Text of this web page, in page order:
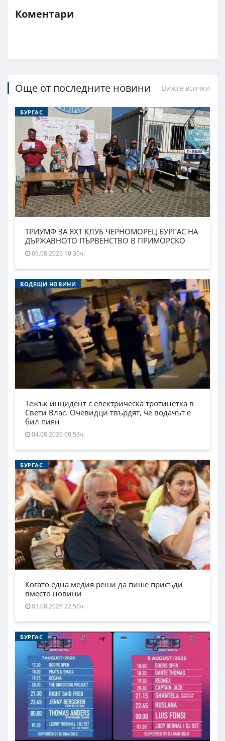
Коментари
Още от последните новини Вижте всички
БУРГАС
ТРИУМФ ЗА ЯХТ КЛУБ ЧЕРНОМОРЕЦ БУРГАС НА
ДЪРЖАВНОТО ПЪРВЕНСТВО В ПРИМОРСКО
05.08.2026 10:30ч.
ВОДЕЩИ НОВИНИ
Тежък инцидент с електрическа тротинетка в
Свети Влас. Очевидци твърдят, че водачът е
бил пиян
04.08.2026 00:53ч.
БУРГАС
Когато една медия реши да пише присъди
вместо новини
03.08.2026 22:50ч.
БУРГАС